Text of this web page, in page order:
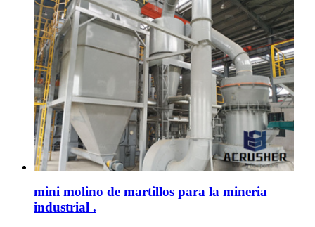
mini molino de martillos para la mineria
industrial .